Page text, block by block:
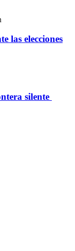
las elecciones
silente